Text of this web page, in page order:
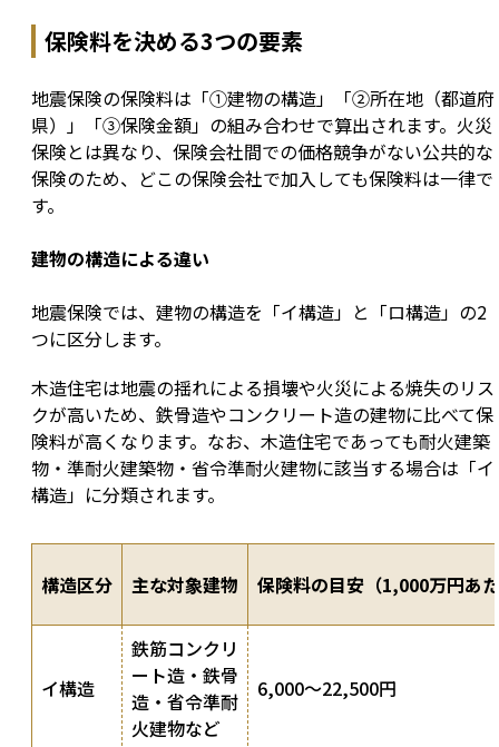
保険料を決める3つの要素
地震保険の保険料は「①建物の構造」「②所在地（都道府
県）」「③保険金額」の組み合わせで算出されます。火災
保険とは異なり、保険会社間での価格競争がない公共的な
保険のため、どこの保険会社で加入しても保険料は一律で
す。
建物の構造による違い
地震保険では、建物の構造を「イ構造」と「ロ構造」の2
つに区分します。
木造住宅は地震の揺れによる損壊や火災による焼失のリス
クが高いため、鉄骨造やコンクリート造の建物に比べて保
険料が高くなります。なお、木造住宅であっても耐火建築
物・準耐火建築物・省令準耐火建物に該当する場合は「イ
構造」に分類されます。
構造区分 主な対象建物 保険料の目安（1,000万円あ
イ構造
鉄筋コンクリ
ート造・鉄骨
造・省令準耐
火建物など
6,000〜22,500円